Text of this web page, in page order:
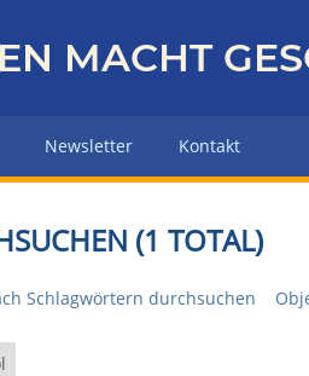
MACHT
Newsletter Kontakt
(1 TOTAL)
Schlagwörtern durchsuchen